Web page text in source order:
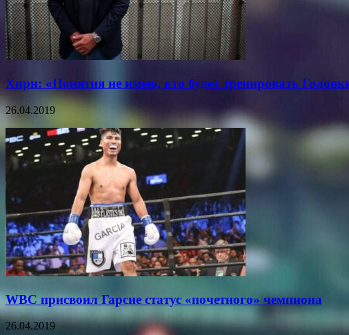
Хирн: «Понятия не имею, кто будет тренировать
26.04.2019
WBC присвоил Гарсие статус «почетного» чемпиона
26.04.2019